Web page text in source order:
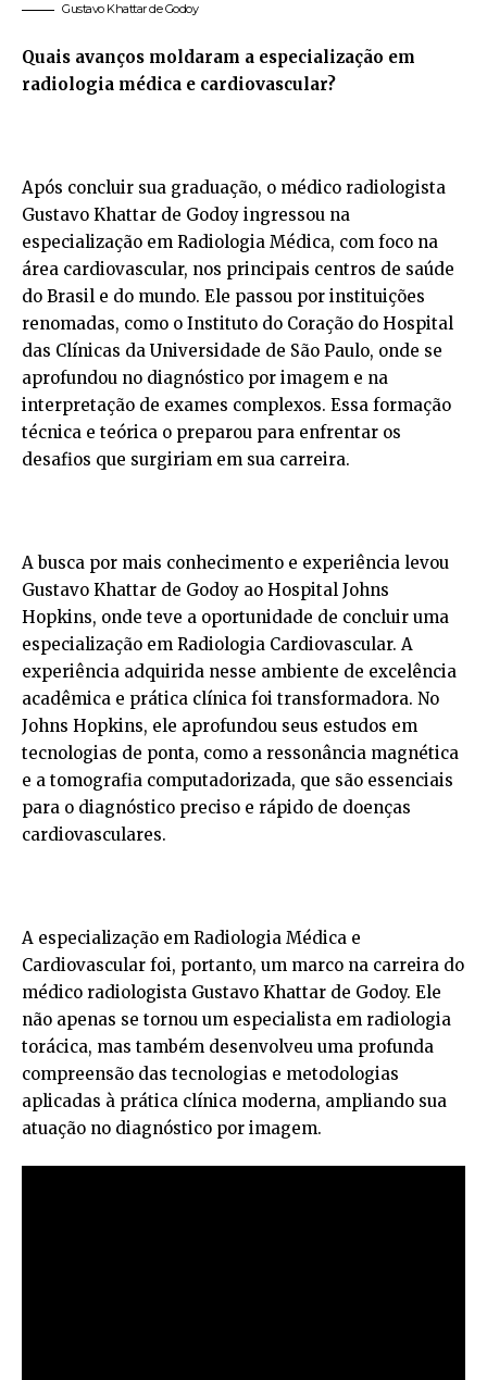
Gustavo Khattar de Godoy
Quais avanços moldaram a especialização em
radiologia médica e cardiovascular?
Após concluir sua graduação, o médico radiologista
Gustavo Khattar de Godoy ingressou na
especialização em Radiologia Médica, com foco na
área cardiovascular, nos principais centros de saúde
do Brasil e do mundo. Ele passou por instituições
renomadas, como o Instituto do Coração do Hospital
das Clínicas da Universidade de São Paulo, onde se
aprofundou no diagnóstico por imagem e na
interpretação de exames complexos. Essa formação
técnica e teórica o preparou para enfrentar os
desafios que surgiriam em sua carreira.
A busca por mais conhecimento e experiência levou
Gustavo Khattar de Godoy ao Hospital Johns
Hopkins, onde teve a oportunidade de concluir uma
especialização em Radiologia Cardiovascular. A
experiência adquirida nesse ambiente de excelência
acadêmica e prática clínica foi transformadora. No
Johns Hopkins, ele aprofundou seus estudos em
tecnologias de ponta, como a ressonância magnética
e a tomografia computadorizada, que são essenciais
para o diagnóstico preciso e rápido de doenças
cardiovasculares.
A especialização em Radiologia Médica e
Cardiovascular foi, portanto, um marco na carreira do
médico radiologista Gustavo Khattar de Godoy. Ele
não apenas se tornou um especialista em radiologia
torácica, mas também desenvolveu uma profunda
compreensão das tecnologias e metodologias
aplicadas à prática clínica moderna, ampliando sua
atuação no diagnóstico por imagem.